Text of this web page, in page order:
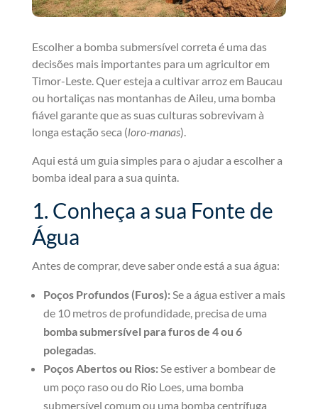
Escolher a bomba submersível correta é uma das
decisões mais importantes para um agricultor em
Timor-Leste. Quer esteja a cultivar arroz em Baucau
ou hortaliças nas montanhas de Aileu, uma bomba
fiável garante que as suas culturas sobrevivam à
longa estação seca (loro-manas).
Aqui está um guia simples para o ajudar a escolher a
bomba ideal para a sua quinta.
1. Conheça a sua Fonte de
Água
Antes de comprar, deve saber onde está a sua água:
Poços Profundos (Furos):Se a água estiver a mais
de 10 metros de profundidade, precisa de uma
bomba submersível para furos de 4 ou 6
polegadas.
Poços Abertos ou Rios:Se estiver a bombear de
um poço raso ou do Rio Loes, uma bomba
submersível comum ou uma bomba centrífuga